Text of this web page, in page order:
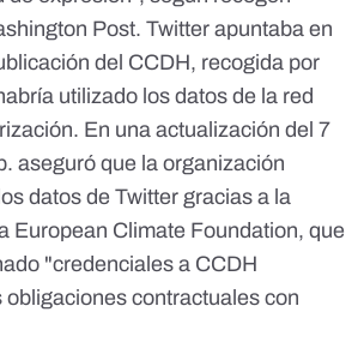
Post. Twitter apuntaba en
del CCDH, recogida por
utilizado los datos de la red
En una actualización del 7
aseguró que la organización
datos de Twitter gracias a la
European Climate Foundation, que
"credenciales a CCDH
obligaciones contractuales con